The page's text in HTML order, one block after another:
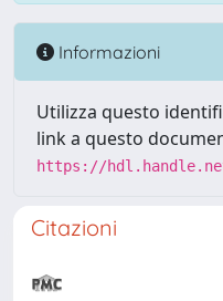
Informazioni
Utilizza questo
link a questo
https://
Citazioni